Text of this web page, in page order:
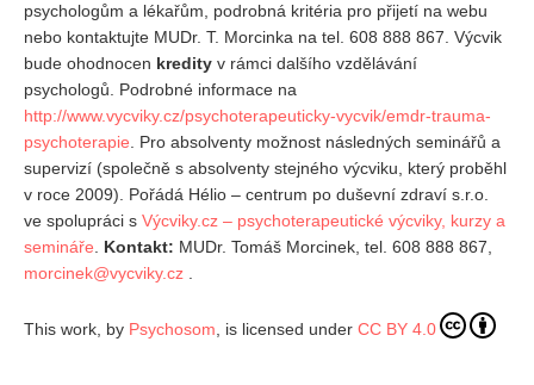
psychologům a lékařům, podrobná kritéria pro přijetí na webu
nebo kontaktujte MUDr. T. Morcinka na tel. 608 888 867. Výcvik
bude ohodnocen kredity v rámci dalšího vzdělávání
psychologů. Podrobné informace na
http://www.vycviky.cz/psychoterapeuticky-vycvik/emdr-trauma-
psychoterapie . Pro absolventy možnost následných seminářů a
supervizí (společně s absolventy stejného výcviku, který proběhl
v roce 2009). Pořádá Hélio – centrum po duševní zdraví s.r.o.
ve spolupráci s Výcviky.cz – psychoterapeutické výcviky, kurzy a
semináře
Kontakt: MUDr. Tomáš Morcinek, tel. 608 888 867,
morcinek@vycviky.cz
This work, by Psychosom , is licensed under CC BY 4.0